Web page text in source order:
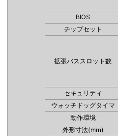
BIOS
チップセット
拡張バススロット数
セキュリティ
ウォッチドッグタイマ
動作環境
外形寸法(mm)